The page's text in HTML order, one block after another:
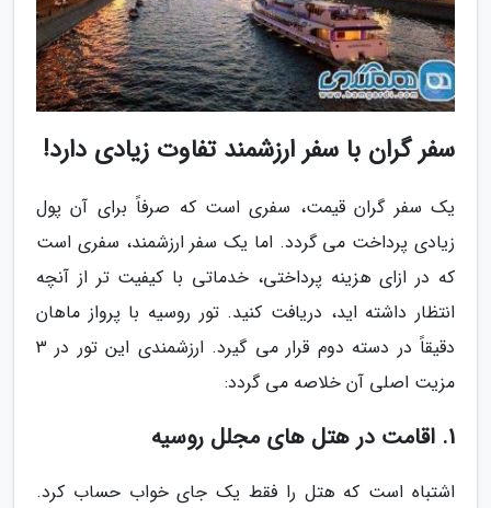
سفر گران با سفر ارزشمند تفاوت زیادی دارد!
یک سفر گران قیمت، سفری است که صرفاً برای آن پول
زیادی پرداخت می گردد. اما یک سفر ارزشمند، سفری است
که در ازای هزینه پرداختی، خدماتی با کیفیت تر از آنچه
انتظار داشته اید، دریافت کنید. تور روسیه با پرواز ماهان
دقیقاً در دسته دوم قرار می گیرد. ارزشمندی این تور در 3
مزیت اصلی آن خلاصه می گردد:
1. اقامت در هتل های مجلل روسیه
اشتباه است که هتل را فقط یک جای خواب حساب کرد.